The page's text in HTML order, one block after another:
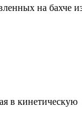
на бахче
в кинетическую